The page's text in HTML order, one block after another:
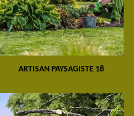
ARTISAN PAYSAGISTE 18